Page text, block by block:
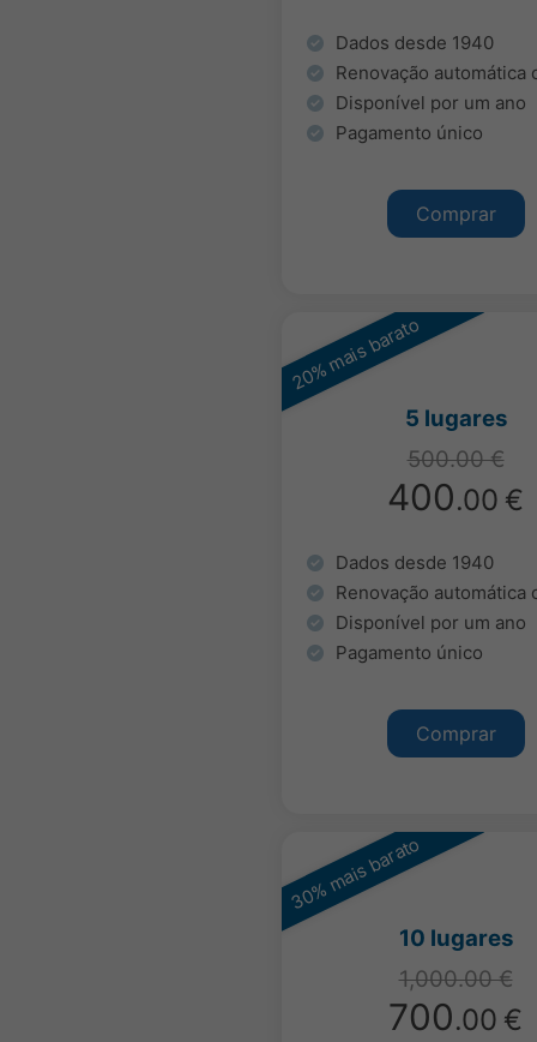
Dados desde 1940
Renovação automática
Disponível por um ano
Pagamento único
Comprar
20% mais barato
5 lugares
500.00 €
400.00 €
Dados desde 1940
Renovação automática
Disponível por um ano
Pagamento único
Comprar
30% mais barato
10 lugares
1,000.00 €
700.00 €